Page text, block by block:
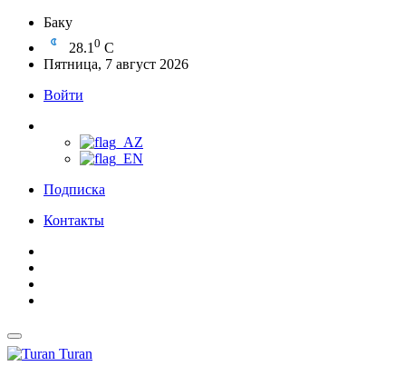
Баку
28.1 0 C
Пятница, 7 август 2026
Войти
Подписка
Контакты
Turan